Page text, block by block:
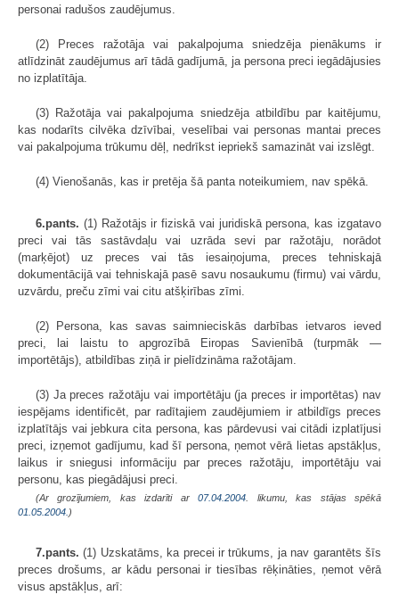
personai radušos zaudējumus.
(2) Preces ražotāja vai pakalpojuma sniedzēja pienākums ir
atlīdzināt zaudējumus arī tādā gadījumā, ja persona preci iegādājusies
no izplatītāja.
(3) Ražotāja vai pakalpojuma sniedzēja atbildību par kaitējumu,
kas nodarīts cilvēka dzīvībai, veselībai vai personas mantai preces
vai pakalpojuma trūkumu dēļ, nedrīkst iepriekš samazināt vai izslēgt.
(4) Vienošanās, kas ir pretēja šā panta noteikumiem, nav spēkā.
6.pants. (1) Ražotājs ir fiziskā vai juridiskā persona, kas izgatavo
preci vai tās sastāvdaļu vai uzrāda sevi par ražotāju, norādot
(marķējot) uz preces vai tās iesaiņojuma, preces tehniskajā
dokumentācijā vai tehniskajā pasē savu nosaukumu (firmu) vai vārdu,
uzvārdu, preču zīmi vai citu atšķirības zīmi.
(2) Persona, kas savas saimnieciskās darbības ietvaros ieved
preci, lai laistu to apgrozībā Eiropas Savienībā (turpmāk —
importētājs), atbildības ziņā ir pielīdzināma ražotājam.
(3) Ja preces ražotāju vai importētāju (ja preces ir importētas) nav
iespējams identificēt, par radītajiem zaudējumiem ir atbildīgs preces
izplatītājs vai jebkura cita persona, kas pārdevusi vai citādi izplatījusi
preci, izņemot gadījumu, kad šī persona, ņemot vērā lietas apstākļus,
laikus ir sniegusi informāciju par preces ražotāju, importētāju vai
personu, kas piegādājusi preci.
(Ar grozījumiem, kas izdarīti ar07.04.2004 . likumu, kas stājas spēkā
01.05.2004. )
7.pants. (1) Uzskatāms, ka precei ir trūkums, ja nav garantēts šīs
preces drošums, ar kādu personai ir tiesības rēķināties, ņemot vērā
visus apstākļus, arī: